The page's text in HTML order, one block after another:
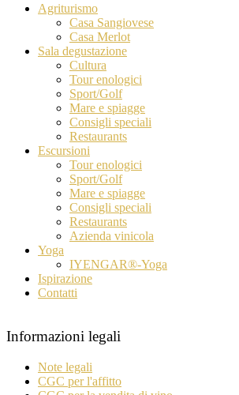
Agriturismo
Casa Sangiovese
Casa Merlot
Sala degustazione
Cultura
Tour enologici
Sport/Golf
Mare e spiagge
Consigli speciali
Restaurants
Escursioni
Tour enologici
Sport/Golf
Mare e spiagge
Consigli speciali
Restaurants
Azienda vinicola
Yoga
IYENGAR®-Yoga
Ispirazione
Contatti
Informazioni legali
Note legali
CGC per l'affitto